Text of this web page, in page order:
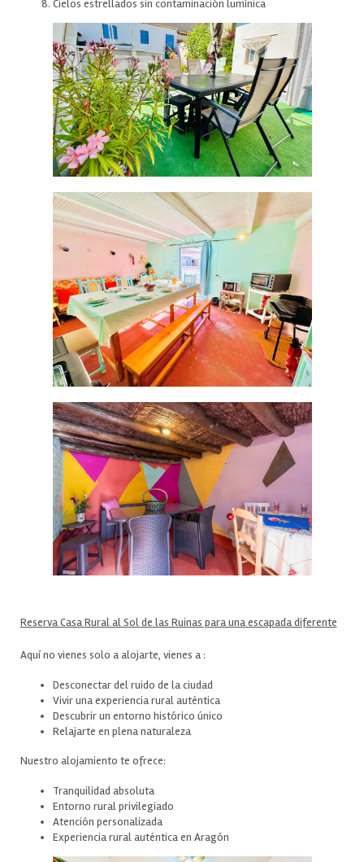
Cielos estrellados sin contaminación lumínica
Reserva Casa Rural al Sol de las Ruinas para una escapada diferente
Aquí no vienes solo a alojarte, vienes a :
Desconectar del ruido de la ciudad
Vivir una experiencia rural auténtica
Descubrir un entorno histórico único
Relajarte en plena naturaleza
Nuestro alojamiento te ofrece:
Tranquilidad absoluta
Entorno rural privilegiado
Atención personalizada
Experiencia rural auténtica en Aragón